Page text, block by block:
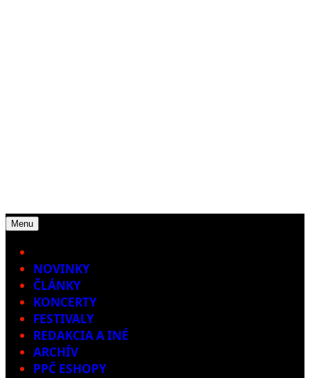
Menu
NOVINKY
ČLÁNKY
KONCERTY
FESTIVALY
REDAKCIA A INÉ
ARCHÍV
PPČ ESHOPY